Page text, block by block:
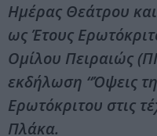
Ημέρας Θεάτρου
ως Έτους
Ομίλου Πειραιώς
εκδήλωση “Όψεις
Ερωτόκριτου στις
Πλάκα.